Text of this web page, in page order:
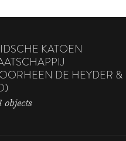
KATOEN
DE HEYDER &
objects